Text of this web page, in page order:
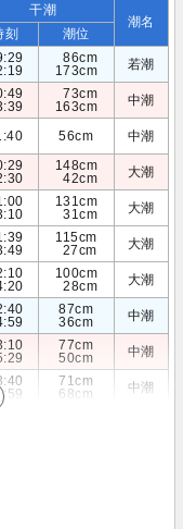
干潮
潮名
刻
潮位
86cm
173cm
若潮
73cm
163cm
中潮
56cm 中潮
148cm
42cm
大潮
131cm
31cm
大潮
115cm
27cm
大潮
100cm
28cm
大潮
87cm
36cm
中潮
77cm
50cm
中潮
71cm
68cm
中潮